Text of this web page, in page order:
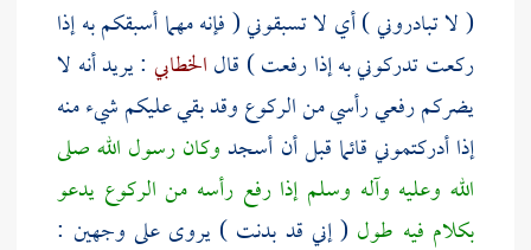
( لا تبادروني ) أي لا تسبقوني ( فإنه مهما أسبقكم به إذا
ركعت تدركوني به إذا رفعت ) قالالخطابي : يريد أنه لا
يضركم رفعي رأسي من الركوع وقد بقي عليكم شيء منه
إذا أدركتموني قائما قبل أن أسجدوكان رسول الله صلى
الله وعليه وآله وسلم إذا رفع رأسه من الركوع يدعو
بكلام فيه طول ( إني قد بدنت ) يروى على وجهين :